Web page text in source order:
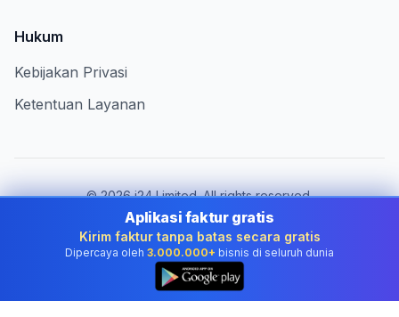
Hukum
Kebijakan Privasi
Ketentuan Layanan
©2026i24 Limited. All rights reserved.
Melayani bisnis di Indonesia
Ganti negara:
Indonesia
Aplikasi faktur gratis
Kirim faktur tanpa batas secara gratis
Dipercaya oleh 3.000.000+ bisnis di seluruh dunia